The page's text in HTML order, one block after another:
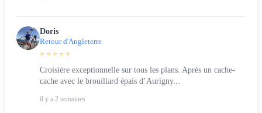
Doris
Retour d'Angleterre
⭐ ⭐ ⭐ ⭐ ⭐
Croisière exceptionnelle sur tous les plans. Après un cache-
cache avec le brouillard épais d’Aurigny...
il y a 2 semaines